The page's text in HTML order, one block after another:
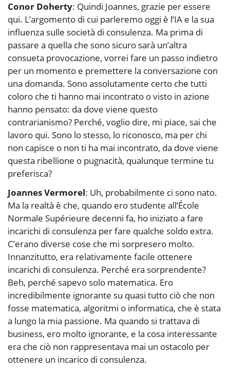
Conor Doherty: Quindi Joannes, grazie per essere
qui. L’argomento di cui parleremo oggi è l’IA e la sua
influenza sulle società di consulenza. Ma prima di
passare a quella che sono sicuro sarà un’altra
consueta provocazione, vorrei fare un passo indietro
per un momento e premettere la conversazione con
una domanda. Sono assolutamente certo che tutti
coloro che ti hanno mai incontrato o visto in azione
hanno pensato: da dove viene questo
contrarianismo? Perché, voglio dire, mi piace, sai che
lavoro qui. Sono lo stesso, lo riconosco, ma per chi
non capisce o non ti ha mai incontrato, da dove viene
questa ribellione o pugnacità, qualunque termine tu
preferisca?
Joannes Vermorel: Uh, probabilmente ci sono nato.
Ma la realtà è che, quando ero studente all’École
Normale Supérieure decenni fa, ho iniziato a fare
incarichi di consulenza per fare qualche soldo extra.
C’erano diverse cose che mi sorpresero molto.
Innanzitutto, era relativamente facile ottenere
incarichi di consulenza. Perché era sorprendente?
Beh, perché sapevo solo matematica. Ero
incredibilmente ignorante su quasi tutto ciò che non
fosse matematica, algoritmi o informatica, che è stata
a lungo la mia passione. Ma quando si trattava di
business, ero molto ignorante, e la cosa interessante
era che ciò non rappresentava mai un ostacolo per
ottenere un incarico di consulenza.